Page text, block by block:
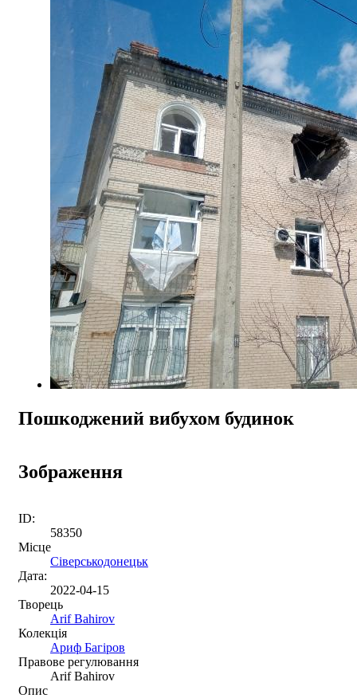
Пошкоджений вибухом будинок
Зображення
ID:
58350
Місце
Сіверськодонецьк
Дата:
2022-04-15
Творець
Arif Bahirov
Колекція
Ариф Багіров
Правове регулювання
Arif Bahirov
Опис